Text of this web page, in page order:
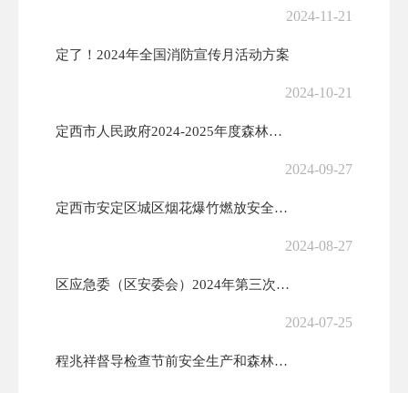
2024-11-21
定了！2024年全国消防宣传月活动方案
2024-10-21
定西市人民政府2024-2025年度森林草原防火命令
2024-09-27
定西市安定区城区烟花爆竹燃放安全管理办法
2024-08-27
区应急委（区安委会）2024年第三次全体（扩大）会议召开
2024-07-25
程兆祥督导检查节前安全生产和森林草原防火工作